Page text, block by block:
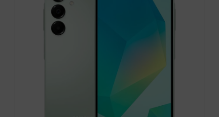
Smartwatches